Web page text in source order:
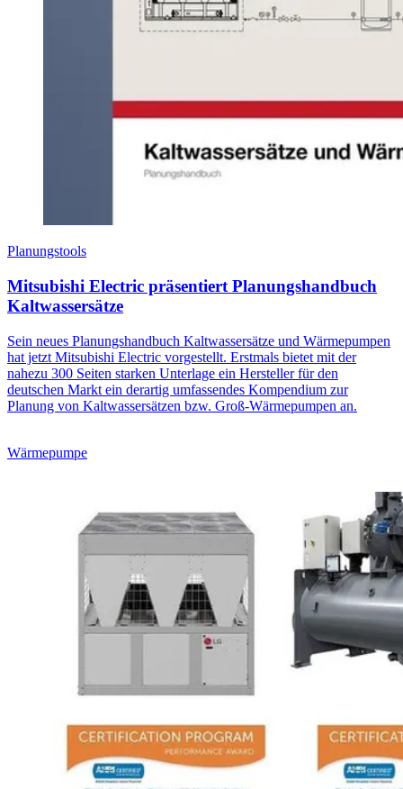
Planungstools
Mitsubishi Electric präsentiert Planungshandbuch
Kaltwassersätze
Sein neues Planungshandbuch Kaltwassersätze und Wärmepumpen
hat jetzt Mitsubishi Electric vorgestellt. Erstmals bietet mit der
nahezu 300 Seiten starken Unterlage ein Hersteller für den
deutschen Markt ein derartig umfassendes Kompendium zur
Planung von Kaltwassersätzen bzw. Groß-Wärmepumpen an.
Wärmepumpe